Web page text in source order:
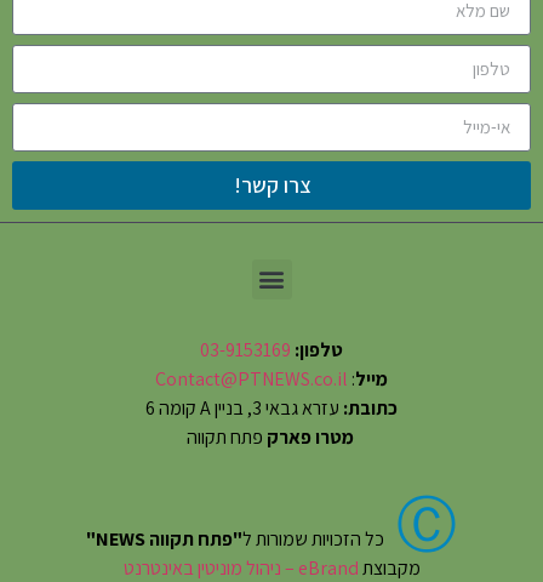
צרו קשר!
טלפון: 03-9153169
מייל:
Contact@PTNEWS.co.il
כתובת: עזרא גבאי 3, בניין A קומה 6
מטרו פארק פתח תקווה
Ⓒ כל הזכויות שמורות ל"פתח תקווה NEWS"
מקבוצתeBrand – ניהול מוניטין באינטרנט